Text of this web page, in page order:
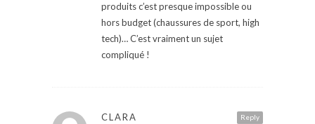
produits c’est presque impossible ou
hors budget (chaussures de sport, high
tech)… C’est vraiment un sujet
compliqué !
Reply
CLARA